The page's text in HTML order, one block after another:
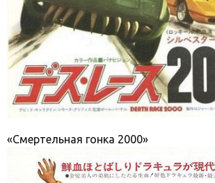
«Смертельная гонка 2000»